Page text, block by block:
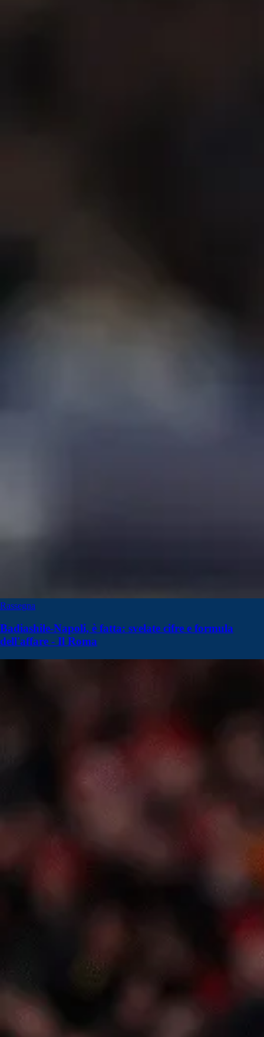
Rassegna
Badiashile-Napoli, è fatta: svelate cifre e formula
dell'affare - Il Roma